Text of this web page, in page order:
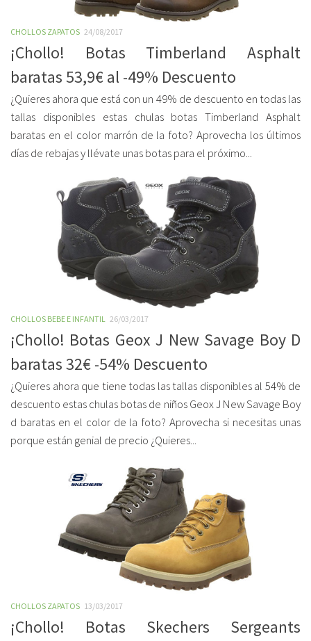
CHOLLOS ZAPATOS 24/08/2017
¡Chollo! Botas Timberland Asphalt
baratas 53,9€ al -49% Descuento
¿Quieres ahora que está con un 49% de descuento en todas las
tallas disponibles estas chulas botas Timberland Asphalt
baratas en el color marrón de la foto? Aprovecha los últimos
días de rebajas y llévate unas botas para el próximo...
CHOLLOS BEBE E INFANTIL 26/03/2017
¡Chollo! Botas Geox J New Savage Boy D
baratas 32€ -54% Descuento
¿Quieres ahora que tiene todas las tallas disponibles al 54% de
descuento estas chulas botas de niños Geox J New Savage Boy
d baratas en el color de la foto? Aprovecha si necesitas unas
porque están genial de precio ¿Quieres...
CHOLLOS ZAPATOS 13/03/2017
¡Chollo! Botas Skechers Sergeants